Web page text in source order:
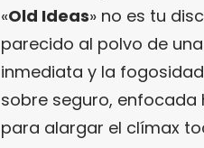
«Old Ideas» no es tu
parecido al polvo de
inmediata y la
sobre seguro,
para alargar el clímax